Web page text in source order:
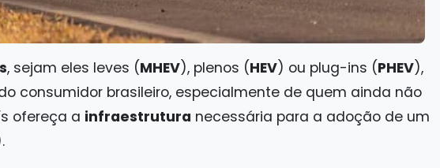
, sejam eles leves (MHEV), plenos (HEV) ou plug-ins (PHEV),
consumidor brasileiro, especialmente de quem ainda não
ofereça a infraestrutura necessária para a adoção de um